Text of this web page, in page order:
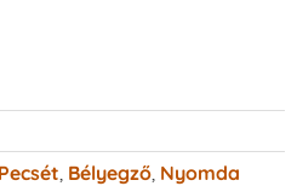
Pecsét Bélyegző Nyomda